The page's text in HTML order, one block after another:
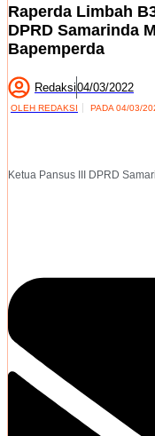
Raperda Limbah
DPRD Samarinda
Bapemperda
Redaksi04/03/2022
OLEH REDAKSI PADA 04/03/
Ketua Pansus III DPRD